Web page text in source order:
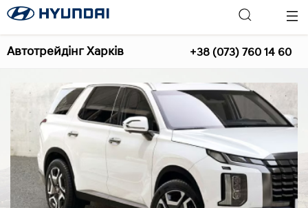
+38 (073) 760 14 60
Автотрейдінг Харків